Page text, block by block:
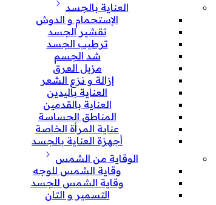
العناية بالجسد
الإستحمام و الدوش
تقشير الجسد
ترطيب الجسد
شد الجسم
مزيل العرق
إزالة و نزع الشعر
العناية باليدين
العناية بالقدمين
المناطق الحساسة
عناية المرأة الخاصة
أجهزة العناية بالجسد
الوقاية من الشمس
وقاية الشمس للوجه
وقاية الشمس للجسد
التسمير و التان